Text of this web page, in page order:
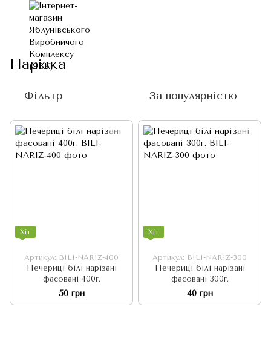
Нарізка
Фільтр За популярністю
Хіт
Артикул: BILI-NARIZ-400
Печериці білі нарізані
фасовані 400г.
50 грн
Хіт
Артикул: BILI-NARIZ-300
Печериці білі нарізані
фасовані 300г.
40 грн